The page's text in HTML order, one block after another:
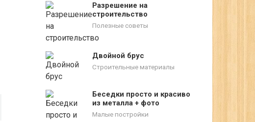
Разрешение на
строительство
Полезные советы
Двойной брус
Строительные материалы
Беседки просто и красиво
из металла + фото
Малые постройки